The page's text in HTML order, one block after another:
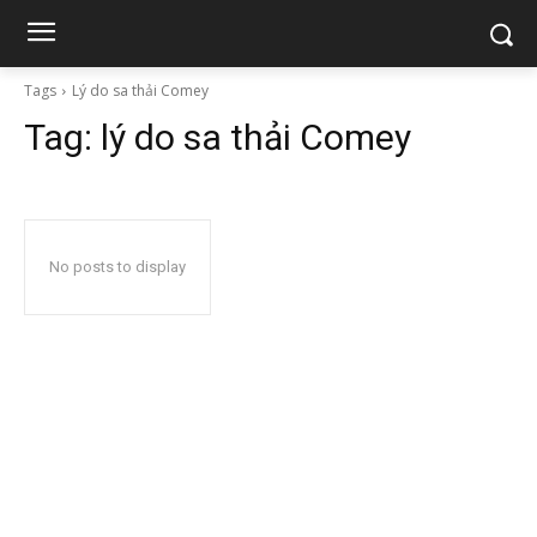
Tags Lý do sa thải Comey
Tag: lý do sa thải Comey
No posts to display